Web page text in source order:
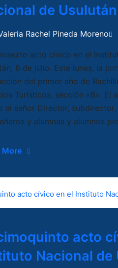
de Usulután
Rachel Pineda Moreno
acto cívico en el
6 de julio. Este lunes, la
del primer año de
Turísticos, sección «B». El
al señor Director,
y alumnas y alumnos
More
acto
Nacional de